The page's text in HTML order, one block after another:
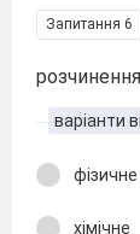
Запитання 6
варіанти
фізичне
хімічне